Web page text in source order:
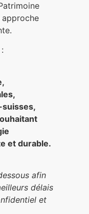
et durable.
afin
délais
et